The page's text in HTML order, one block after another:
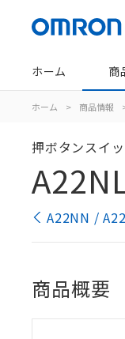
ホーム 商
ホーム > 商品情報
押ボタンスイ
A22NN /
商品概要